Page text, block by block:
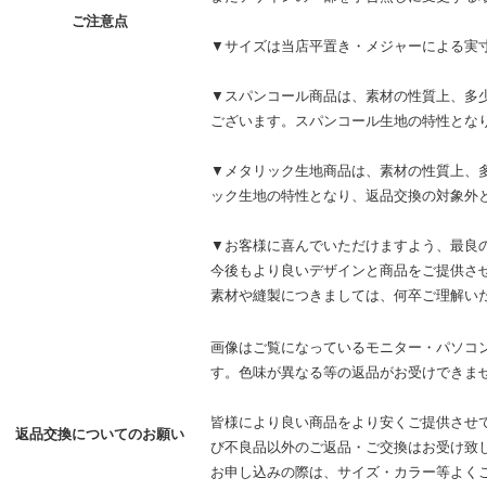
ご注意点
▼サイズは当店平置き・メジャーによる実
▼スパンコール商品は、素材の性質上、多
ございます。スパンコール生地の特性とな
▼メタリック生地商品は、素材の性質上、
ック生地の特性となり、返品交換の対象外
▼お客様に喜んでいただけますよう、最良
今後もより良いデザインと商品をご提供さ
素材や縫製につきましては、何卒ご理解い
返品交換についてのお願い
画像はご覧になっているモニター・パソコ
す。色味が異なる等の返品がお受けできま
皆様により良い商品をより安くご提供させ
び不良品以外のご返品・ご交換はお受け致
お申し込みの際は、サイズ・カラー等よく